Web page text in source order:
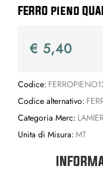
FERRO pieno
€ 5,40
Codice:
Codice alternativo:
Categoria Merc:
Unita di Misura: MT